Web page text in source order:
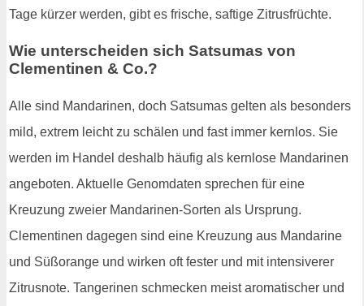
Tage kürzer werden, gibt es frische, saftige Zitrusfrüchte.
Wie unterscheiden sich Satsumas von
Clementinen & Co.?
Alle sind Mandarinen, doch Satsumas gelten als besonders
mild, extrem leicht zu schälen und fast immer kernlos. Sie
werden im Handel deshalb häufig als kernlose Mandarinen
angeboten. Aktuelle Genomdaten sprechen für eine
Kreuzung zweier Mandarinen-Sorten als Ursprung.
Clementinen dagegen sind eine Kreuzung aus Mandarine
und Süßorange und wirken oft fester und mit intensiverer
Zitrusnote. Tangerinen schmecken meist aromatischer und